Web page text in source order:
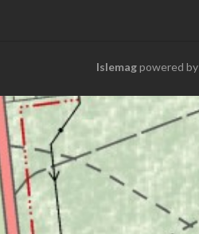
Islemagpowered by